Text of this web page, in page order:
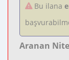
Bu ilana
Aranan